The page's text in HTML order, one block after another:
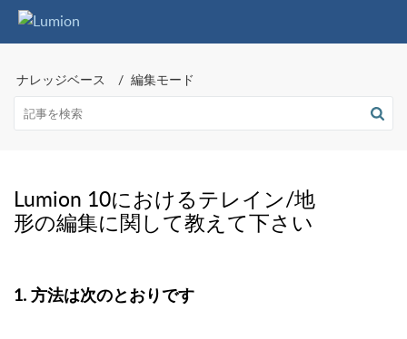
ナレッジベース 編集モード
Lumion 10におけるテレイン/地
形の編集に関して教えて下さい
1. 方法は次のとおりです